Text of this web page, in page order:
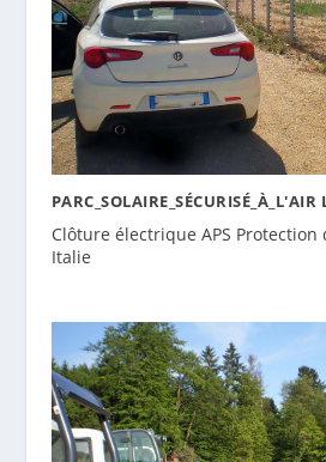
PARC_SOLAIRE_SÉCURISÉ_À_L'AIR
Clôture électrique APS
Italie